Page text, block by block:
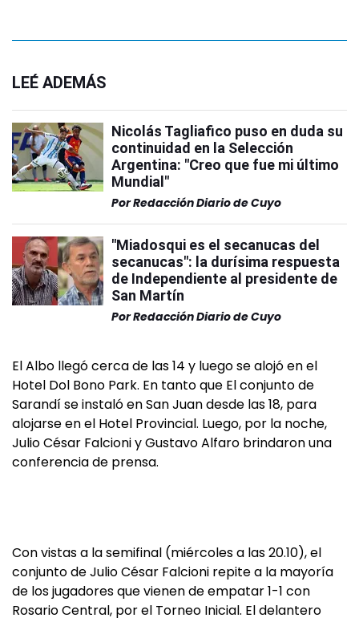
LEÉ ADEMÁS
Nicolás Tagliafico puso en duda su
continuidad en la Selección
Argentina: "Creo que fue mi último
Mundial"
PorRedacción Diario de Cuyo
"Miadosqui es el secanucas del
secanucas": la durísima respuesta
de Independiente al presidente de
San Martín
PorRedacción Diario de Cuyo
El Albo llegó cerca de las 14 y luego se alojó en el
Hotel Dol Bono Park. En tanto que El conjunto de
Sarandí se instaló en San Juan desde las 18, para
alojarse en el Hotel Provincial. Luego, por la noche,
Julio César Falcioni y Gustavo Alfaro brindaron una
conferencia de prensa.
Con vistas a la semifinal (miércoles a las 20.10), el
conjunto de Julio César Falcioni repite a la mayoría
de los jugadores que vienen de empatar 1-1 con
Rosario Central, por el Torneo Inicial. El delantero